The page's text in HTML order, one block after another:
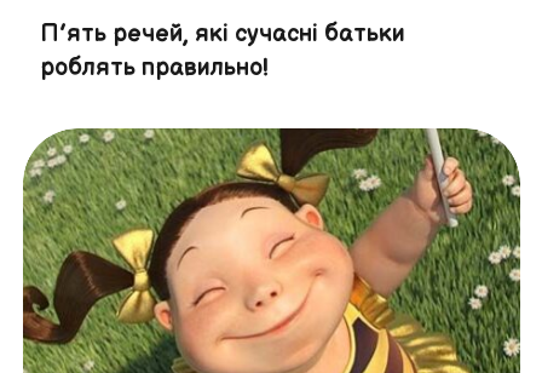
П’ять речей, які сучасні батьки
роблять правильно!